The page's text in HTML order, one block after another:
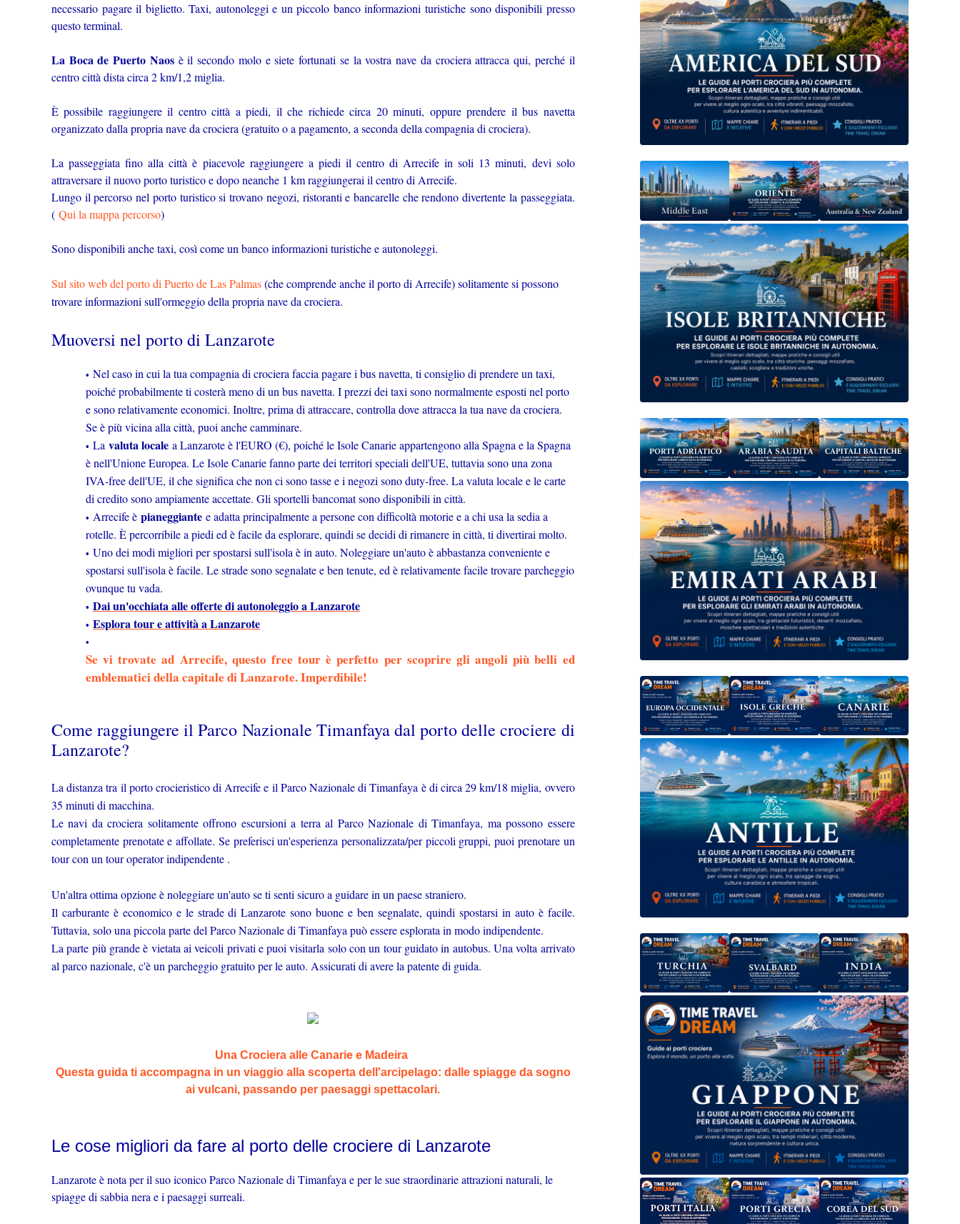
necessario pagare il biglietto. Taxi, autonoleggi e un piccolo banco informazioni turistiche sono disponibili presso
questo terminal.
La Boca de Puerto Naosè il secondo molo e siete fortunati se la vostra nave da crociera attracca qui, perché il
centro città dista circa 2 km/1,2 miglia.
È possibile raggiungere il centro città a piedi, il che richiede circa 20 minuti, oppure prendere il bus navetta
organizzato dalla propria nave da crociera (gratuito o a pagamento, a seconda della compagnia di crociera).
La passeggiata fino alla città è piacevole raggiungere a piedi il centro di Arrecife in soli 13 minuti, devi solo
attraversare il nuovo porto turistico e dopo neanche 1 km raggiungerai il centro di Arrecife.
Lungo il percorso nel porto turistico si trovano negozi, ristoranti e bancarelle che rendono divertente la passeggiata.
( Qui la mappa percorso)
Sono disponibili anche taxi, così come un banco informazioni turistiche e autonoleggi.
Sul sito web del porto di Puerto de Las Palmas(che comprende anche il porto di Arrecife) solitamente si possono
trovare informazioni sull'ormeggio della propria nave da crociera.
Muoversi nel porto di Lanzarote
Nel caso in cui la tua compagnia di crociera faccia pagare i bus navetta, ti consiglio di prendere un taxi,
poiché probabilmente ti costerà meno di un bus navetta. I prezzi dei taxi sono normalmente esposti nel porto
e sono relativamente economici. Inoltre, prima di attraccare, controlla dove attracca la tua nave da crociera.
Se è più vicina alla città, puoi anche camminare.
La valuta locale a Lanzarote è l'EURO (€), poiché le Isole Canarie appartengono alla Spagna e la Spagna
è nell'Unione Europea. Le Isole Canarie fanno parte dei territori speciali dell'UE, tuttavia sono una zona
IVA-free dell'UE, il che significa che non ci sono tasse e i negozi sono duty-free. La valuta locale e le carte
di credito sono ampiamente accettate. Gli sportelli bancomat sono disponibili in città.
Arrecife è pianeggiante e adatta principalmente a persone con difficoltà motorie e a chi usa la sedia a
rotelle. È percorribile a piedi ed è facile da esplorare, quindi se decidi di rimanere in città, ti divertirai molto.
Uno dei modi migliori per spostarsi sull'isola è in auto. Noleggiare un'auto è abbastanza conveniente e
spostarsi sull'isola è facile. Le strade sono segnalate e ben tenute, ed è relativamente facile trovare parcheggio
ovunque tu vada.
Dai un'occhiata alle offerte di autonoleggio a Lanzarote
Esplora tour e attività a Lanzarote
Se vi trovate ad Arrecife, questo free tour è perfetto per scoprire gli angoli più belli ed
emblematici della capitale di Lanzarote. Imperdibile!
Come raggiungere il Parco Nazionale Timanfaya dal porto delle crociere di
Lanzarote?
La distanza tra il porto crocieristico di Arrecife e il Parco Nazionale di Timanfaya è di circa 29 km/18 miglia, ovvero
35 minuti di macchina.
Le navi da crociera solitamente offrono escursioni a terra al Parco Nazionale di Timanfaya, ma possono essere
completamente prenotate e affollate. Se preferisci un'esperienza personalizzata/per piccoli gruppi, puoi prenotare un
tour con un tour operator indipendente .
Un'altra ottima opzione è noleggiare un'auto se ti senti sicuro a guidare in un paese straniero.
Il carburante è economico e le strade di Lanzarote sono buone e ben segnalate, quindi spostarsi in auto è facile.
Tuttavia, solo una piccola parte del Parco Nazionale di Timanfaya può essere esplorata in modo indipendente.
La parte più grande è vietata ai veicoli privati ​​e puoi visitarla solo con un tour guidato in autobus. Una volta arrivato
al parco nazionale, c'è un parcheggio gratuito per le auto. Assicurati di avere la patente di guida.
Una Crociera alle Canarie e Madeira
Questa guida ti accompagna in un viaggio alla scoperta dell'arcipelago: dalle spiagge da sogno
ai vulcani, passando per paesaggi spettacolari.
Le cose migliori da fare al porto delle crociere di Lanzarote
Lanzarote è nota per il suo iconico Parco Nazionale di Timanfaya e per le sue straordinarie attrazioni naturali, le
spiagge di sabbia nera e i paesaggi surreali.